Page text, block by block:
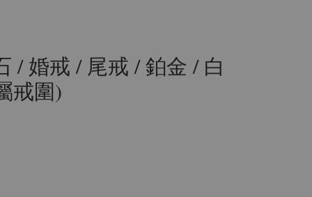
/ 婚戒 / 尾戒 / 鉑金 / 白
戒圍)